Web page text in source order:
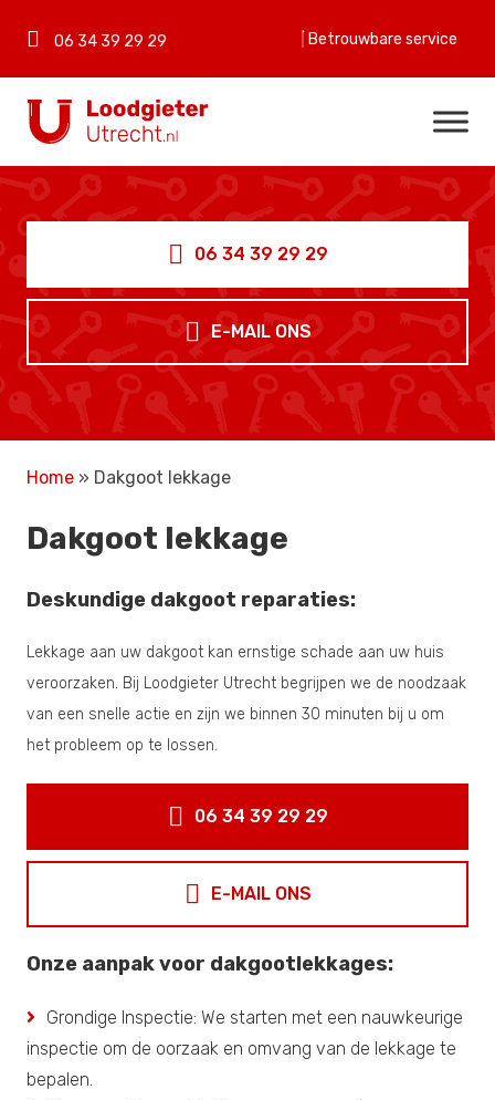
06 34 39 29 29 Betrouwbare service
06 34 39 29 29
E-MAIL ONS
Home » Dakgoot lekkage
Dakgoot lekkage
Deskundige dakgoot reparaties:
Lekkage aan uw dakgoot kan ernstige schade aan uw huis
veroorzaken. Bij Loodgieter Utrecht begrijpen we de noodzaak
van een snelle actie en zijn we binnen 30 minuten bij u om
het probleem op te lossen.
06 34 39 29 29
E-MAIL ONS
Onze aanpak voor dakgootlekkages:
Grondige Inspectie: We starten met een nauwkeurige
inspectie om de oorzaak en omvang van de lekkage te
bepalen.